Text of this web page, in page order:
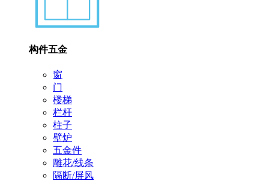
构件五金
窗
门
楼梯
栏杆
柱子
壁炉
五金件
雕花/线条
隔断/屏风